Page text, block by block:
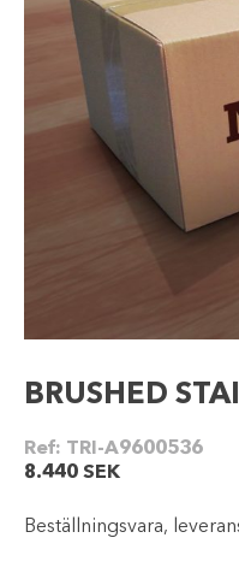
BRUSHED
Ref: TRI-A9600536
8.440 SEK
Beställningsvara,